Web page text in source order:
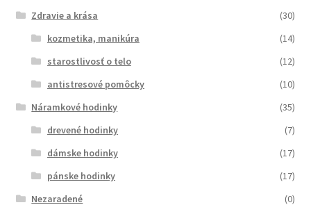
Zdravie a krása
(30)
kozmetika, manikúra
(14)
starostlivosť o telo
(12)
antistresové pomôcky
(10)
Náramkové hodinky
(35)
drevené hodinky
(7)
dámske hodinky
(17)
pánske hodinky
(17)
Nezaradené
(0)